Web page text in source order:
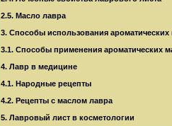
2.5. Масло лавра
3. Способы использования ароматических
3.1. Способы применения ароматических
4. Лавр в медицине
4.1. Народные рецепты
4.2. Рецепты с маслом лавра
5. Лавровый лист в косметологии